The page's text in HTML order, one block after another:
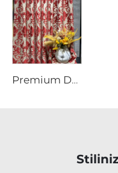
Premium Damasko Dokuma ve Jacquard Kaplama | Tanım ve Kullanımları